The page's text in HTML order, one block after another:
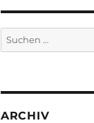
Suchen
nach:
ARCHIV